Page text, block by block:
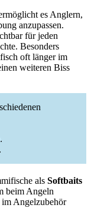
es Anglern,
anzupassen.
für jeden
Besonders
oft länger im
weiteren Biss
.
als Softbaits
beim Angeln
im Angelzubehör